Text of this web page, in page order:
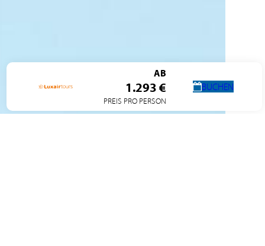
AB
1.293 €
PREIS PRO PERSON
BUCHEN